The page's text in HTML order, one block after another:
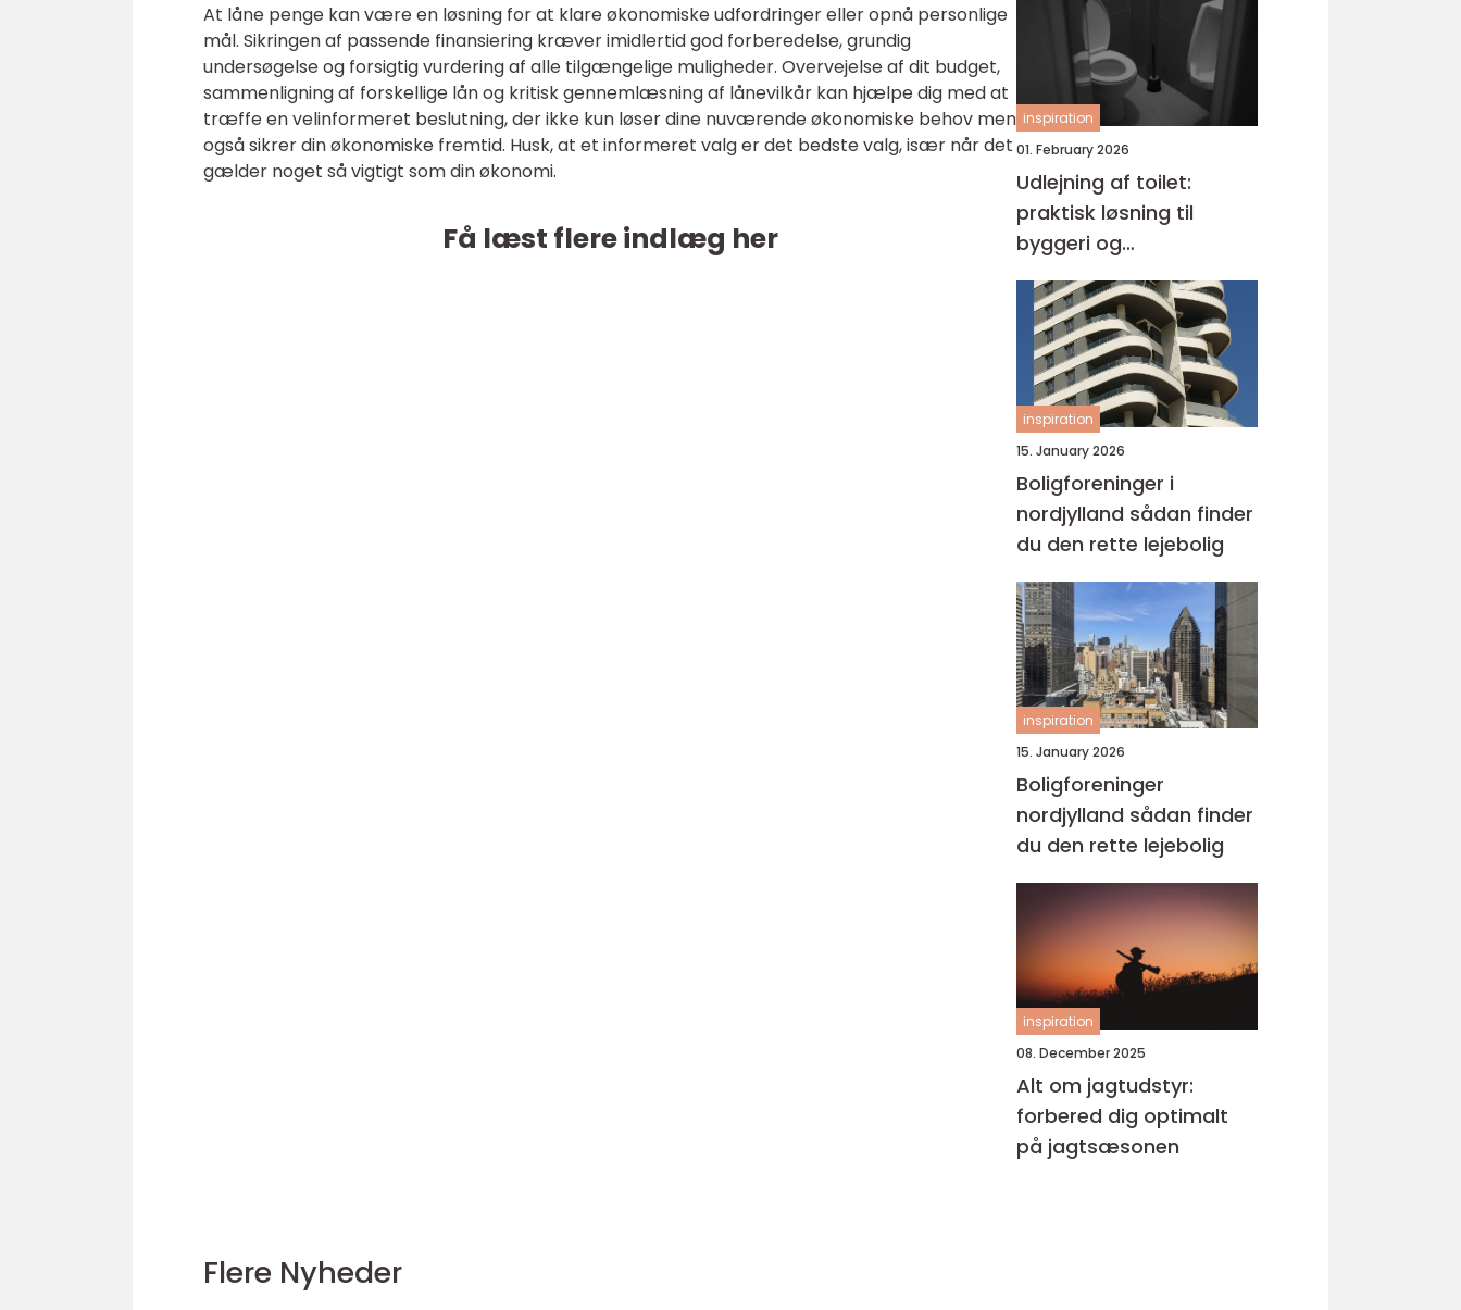
At låne penge kan være en løsning for at klare økonomiske udfordringer eller opnå personlige
mål. Sikringen af passende finansiering kræver imidlertid god forberedelse, grundig
undersøgelse og forsigtig vurdering af alle tilgængelige muligheder. Overvejelse af dit budget,
sammenligning af forskellige lån og kritisk gennemlæsning af lånevilkår kan hjælpe dig med at
træffe en velinformeret beslutning, der ikke kun løser dine nuværende økonomiske behov men
også sikrer din økonomiske fremtid. Husk, at et informeret valg er det bedste valg, især når det
gælder noget så vigtigt som din økonomi.
Få læst flere indlæg her
inspiration
01. February 2026
Udlejning af toilet:
praktisk løsning til
byggeri og
arrangementer
inspiration
15. January 2026
Boligforeninger i
nordjylland sådan finder
du den rette lejebolig
inspiration
15. January 2026
Boligforeninger
nordjylland sådan finder
du den rette lejebolig
inspiration
08. December 2025
Alt om jagtudstyr:
forbered dig optimalt
på jagtsæsonen
Flere Nyheder